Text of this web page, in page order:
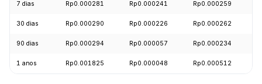
7 dias Rp0.000281 Rp0.000241 Rp0.000259
30 dias Rp0.000290 Rp0.000226 Rp0.000262
90 dias Rp0.000294 Rp0.000057 Rp0.000234
1 anos Rp0.001825 Rp0.000048 Rp0.000512